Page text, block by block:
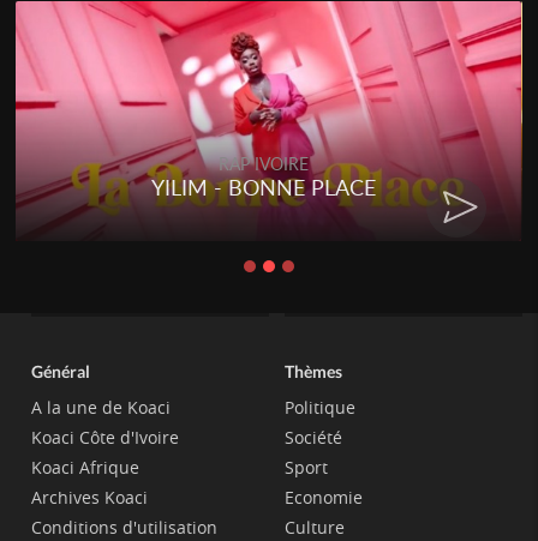
RAP IVOIRE
YILIM - BONNE PLACE
Général
A la une de Koaci
Koaci Côte d'Ivoire
Koaci Afrique
Archives Koaci
Conditions d'utilisation
Thèmes
Politique
Société
Sport
Economie
Culture